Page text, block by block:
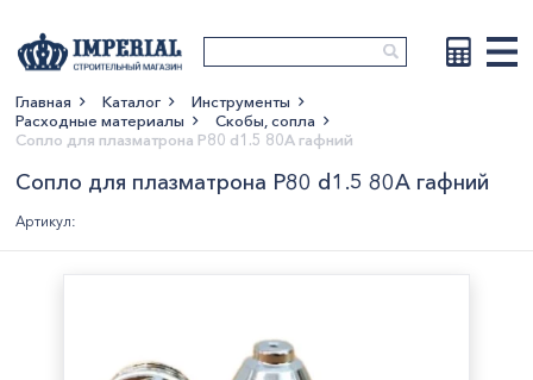
Показать больше
Главная Каталог
Инструменты
Расходные материалы
Скобы, сопла
Сопло для плазматрона Р80 d1.5 80A гафний
Сопло для плазматрона Р80 d1.5 80A гафний
Артикул: